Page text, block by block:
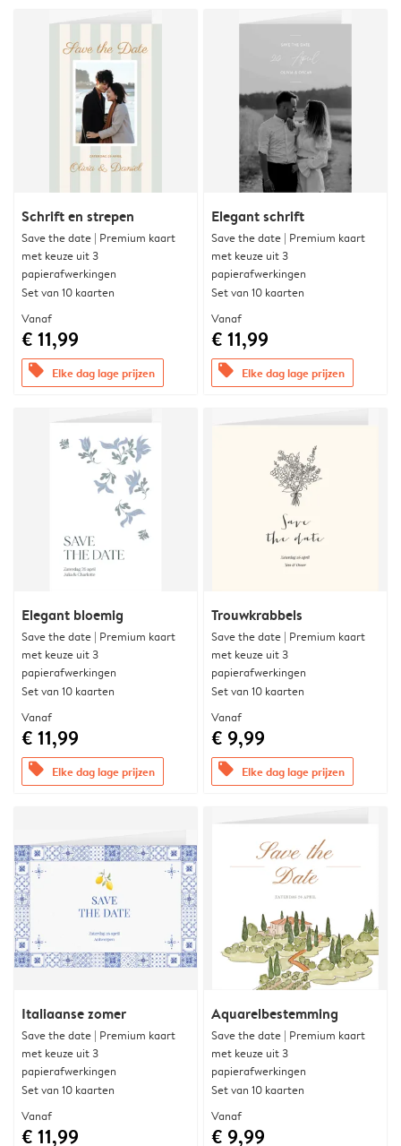
Schrift en strepen
Save the date | Premium kaart
met keuze uit 3
papierafwerkingen
Set van 10 kaarten
Vanaf
€ 11,99
offers Elke dag lage prijzen
Elegant schrift
Save the date | Premium kaart
met keuze uit 3
papierafwerkingen
Set van 10 kaarten
Vanaf
€ 11,99
offers Elke dag lage prijzen
Elegant bloemig
Save the date | Premium kaart
met keuze uit 3
papierafwerkingen
Set van 10 kaarten
Vanaf
€ 11,99
offers Elke dag lage prijzen
Trouwkrabbels
Save the date | Premium kaart
met keuze uit 3
papierafwerkingen
Set van 10 kaarten
Vanaf
€ 9,99
offers Elke dag lage prijzen
Italiaanse zomer
Save the date | Premium kaart
met keuze uit 3
papierafwerkingen
Set van 10 kaarten
Vanaf
€ 11,99
Aquarelbestemming
Save the date | Premium kaart
met keuze uit 3
papierafwerkingen
Set van 10 kaarten
Vanaf
€ 9,99